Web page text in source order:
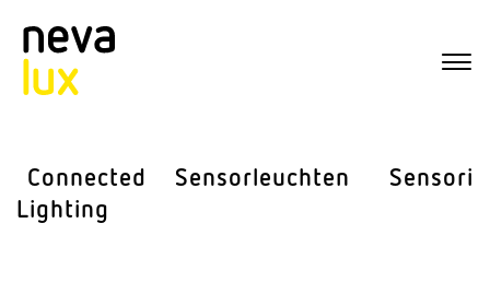
Connected
Lighting
Sensor­leuchten Sensorik